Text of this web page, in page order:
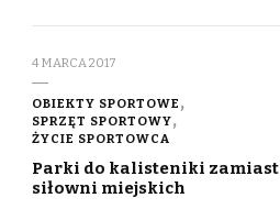
4 MARCA 2017
OBIEKTY SPORTOWE
SPRZĘT SPORTOWY
ŻYCIE SPORTOWCA
Parki do kalisteniki zamiast
siłowni miejskich